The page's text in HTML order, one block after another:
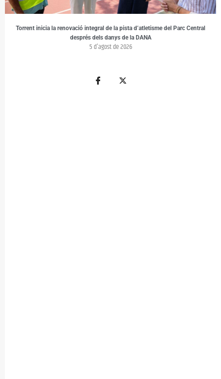
Torrent inicia la renovació integral de la pista d’atletisme del Parc Central
després dels danys de la DANA
5 d'agost de 2026